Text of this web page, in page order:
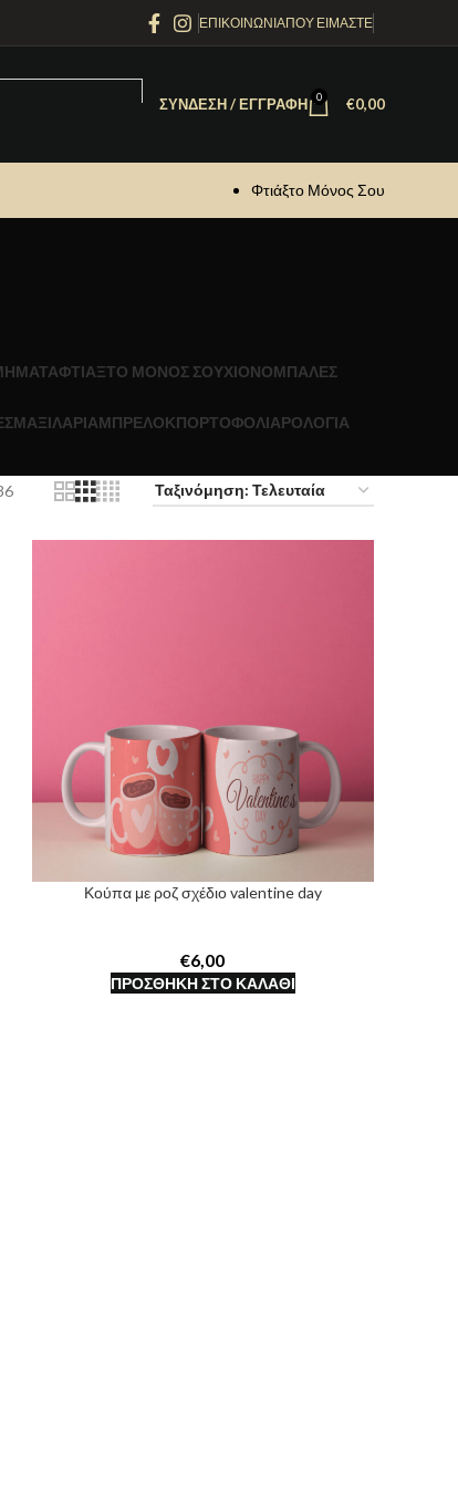
ΕΠΙΚΟΙΝΩΝΙΑΠΟΥ ΕΙΜΑΣΤΕ
ΣΎΝΔΕΣΗ / ΕΓΓΡΑΦΉ 0 €0,00
Φτιάξτο Μόνος Σου
ΦΤΙΑΞΤΟ ΜΟΝΟΣ ΣΟΥΧΙΟΝΟΜΠΑΛΕΣ
ΜΑΞΙΛΑΡΙΑΜΠΡΕΛΟΚΠΟΡΤΟΦΟΛΙΑΡΟΛΟΓΙΑ
Κούπα με ροζ σχέδιο valentine day
€
ΠΡΟΣΘΉΚΗ ΣΤΟ ΚΑΛΆΘΙ